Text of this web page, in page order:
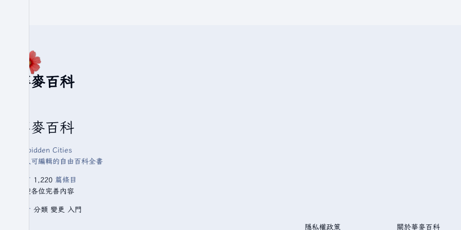
華麥百科
華麥百科
Forbidden Cities
人人可編輯的自由百科全書
已有 1,220 篇條目
歡迎各位完善內容
查看 分類 變更 入門
隱私權政策 關於華麥百科